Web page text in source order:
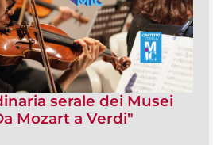
serale dei Musei
Mozart a Verdi"